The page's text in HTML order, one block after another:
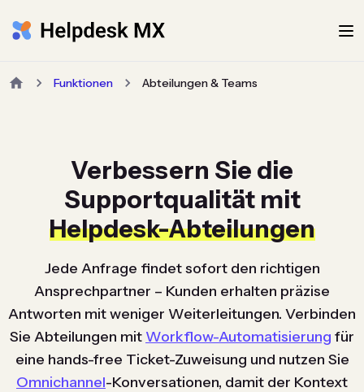
Funktionen Abteilungen & Teams
Verbessern Sie die
Supportqualität mit
Helpdesk-Abteilungen
Jede Anfrage findet sofort den richtigen
Ansprechpartner – Kunden erhalten präzise
Antworten mit weniger Weiterleitungen. Verbinden
Sie Abteilungen mit Workflow-Automatisierung für
eine hands-free Ticket-Zuweisung und nutzen Sie
Omnichannel-Konversationen, damit der Kontext